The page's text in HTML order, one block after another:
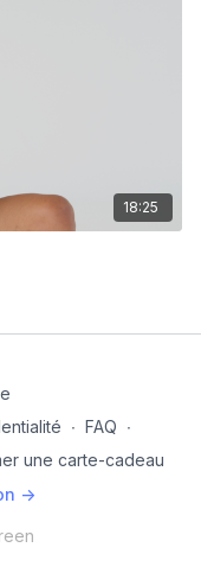
18:25
∙ FAQ ∙
une carte-cadeau
->